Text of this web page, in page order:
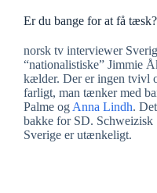
Er du bange for at få tæsk?
norsk tv interviewer
“nationalistiske” Jimmie
kælder. Der er ingen tvivl
farligt, man tænker med
Palme og Anna Lindh.
bakke for SD.
Sverige er utænkeligt.